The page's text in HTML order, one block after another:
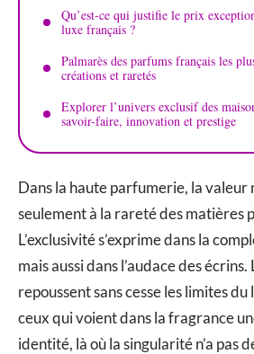
Qu’est-ce qui justifie le prix
luxe français ?
Palmarès des parfums français les
créations et raretés
Explorer l’univers exclusif des
savoir-faire, innovation et prestige
Dans la haute parfumerie, la valeur
seulement à la rareté des matières
L’exclusivité s’exprime dans la
mais aussi dans l’audace des
repoussent sans cesse les limites du
ceux qui voient dans la fragrance
identité, là où la singularité n’a pas